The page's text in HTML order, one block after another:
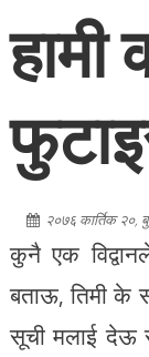
२०७६ कार्तिक २०,
कुनै एक
बताऊ, तिमी के
सूची मलाई देऊ